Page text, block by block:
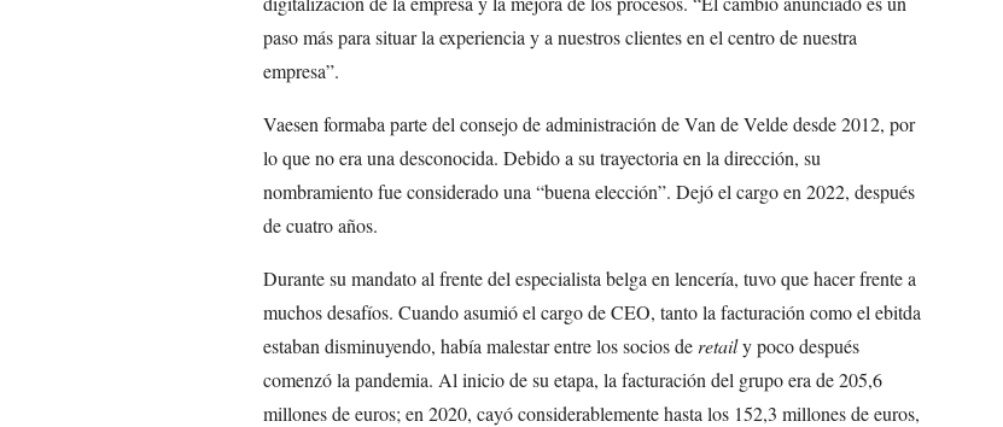
paso más para situar la experiencia y a nuestros clientes en el centro de nuestra
empresa”.
Vaesen formaba parte del consejo de administración de Van de Velde desde 2012, por
lo que no era una desconocida. Debido a su trayectoria en la dirección, su
nombramiento fue considerado una “buena elección”. Dejó el cargo en 2022, después
de cuatro años.
Durante su mandato al frente del especialista belga en lencería, tuvo que hacer frente a
muchos desafíos. Cuando asumió el cargo de CEO, tanto la facturación como el ebitda
estaban disminuyendo, había malestar entre los socios de retaily poco después
comenzó la pandemia. Al inicio de su etapa, la facturación del grupo era de 205,6
millones de euros; en 2020, cayó considerablemente hasta los 152,3 millones de euros,